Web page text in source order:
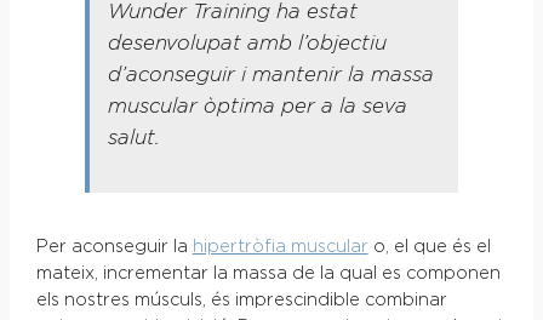
Wunder Training ha estat
desenvolupat amb l’objectiu
d’aconseguir i mantenir la massa
muscular òptima per a la seva
salut.
Per aconseguir la hipertròfia muscular o, el que és el
mateix, incrementar la massa de la qual es componen
els nostres músculs, és imprescindible combinar